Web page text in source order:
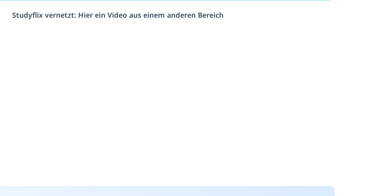
Studyflix vernetzt: Hier ein Video aus einem anderen Bereich